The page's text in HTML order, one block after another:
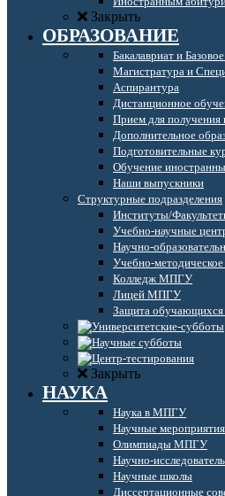
Закрыть
ОБРАЗОВАНИЕ
Бакалавриат и
Магистратура и
Аспирантура
Дистанционное
Прием для получения
Дополнительное
Подготовительные
Обучение
Наши выпускники
Структурные подразделения
Институты/
Учебно-научные
Научно-
Учебно-
Колледж МПГУ
Лицей МПГУ
Защита обучающихся
Закрыть
НАУКА
Наука в МПГУ
Научные мероприятия
Олимпиады МПГУ
Научно-
Научные школы
Диссертационные